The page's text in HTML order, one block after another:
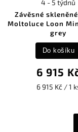
Závěsné
Moltoluce Loon
grey
4 - 5 týdnů
6 915
6 915 Kč / 1
Do košíku